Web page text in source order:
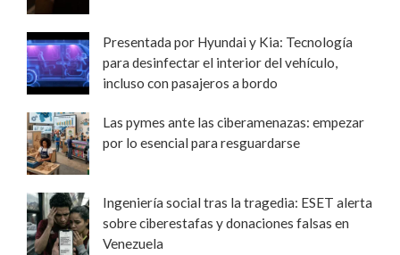
Presentada por Hyundai y Kia: Tecnología
para desinfectar el interior del vehículo,
incluso con pasajeros a bordo
Las pymes ante las ciberamenazas: empezar
por lo esencial para resguardarse
Ingeniería social tras la tragedia: ESET alerta
sobre ciberestafas y donaciones falsas en
Venezuela